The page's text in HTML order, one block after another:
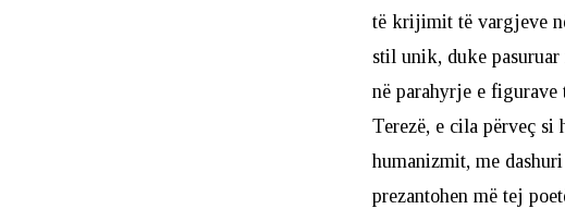
të krijimit të vargjeve
stil unik, duke
në parahyrje e figurave
Terezë, e cila përveç si
humanizmit, me
prezantohen më tej